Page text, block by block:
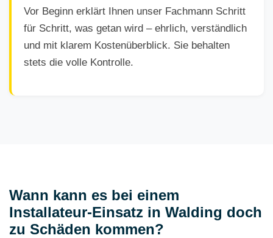
Vor Beginn erklärt Ihnen unser Fachmann Schritt
für Schritt, was getan wird – ehrlich, verständlich
und mit klarem Kostenüberblick. Sie behalten
stets die volle Kontrolle.
Wann kann es bei einem
Installateur-Einsatz in Walding doch
zu Schäden kommen?